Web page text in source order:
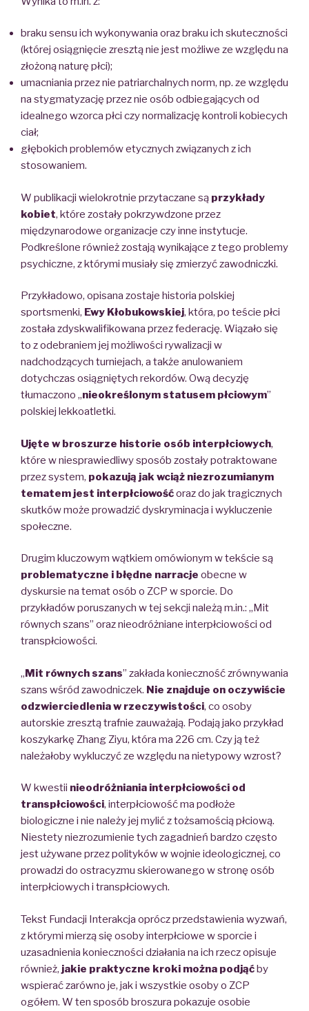
braku sensu ich wykonywania oraz braku ich skuteczności
(której osiągnięcie zresztą nie jest możliwe ze względu na
złożoną naturę płci);
umacniania przez nie patriarchalnych norm, np. ze względu
na stygmatyzację przez nie osób odbiegających od
idealnego wzorca płci czy normalizację kontroli kobiecych
ciał;
głębokich problemów etycznych związanych z ich
stosowaniem.
W publikacji wielokrotnie przytaczane są przykłady
kobiet, które zostały pokrzywdzone przez
międzynarodowe organizacje czy inne instytucje.
Podkreślone również zostają wynikające z tego problemy
psychiczne, z którymi musiały się zmierzyć zawodniczki.
Przykładowo, opisana zostaje historia polskiej
sportsmenki, Ewy Kłobukowskiej, która, po teście płci
została zdyskwalifikowana przez federację. Wiązało się
to z odebraniem jej możliwości rywalizacji w
nadchodzących turniejach, a także anulowaniem
dotychczas osiągniętych rekordów. Ową decyzję
tłumaczono „nieokreślonym statusem płciowym”
polskiej lekkoatletki.
Ujęte w broszurze historie osób interpłciowych,
które w niesprawiedliwy sposób zostały potraktowane
przez system, pokazują jak wciąż niezrozumianym
tematem jest interpłciowośćoraz do jak tragicznych
skutków może prowadzić dyskryminacja i wykluczenie
społeczne.
Drugim kluczowym wątkiem omówionym w tekście są
problematyczne i błędne narracje obecne w
dyskursie na temat osób o ZCP w sporcie. Do
przykładów poruszanych w tej sekcji należą m.in.: „Mit
równych szans” oraz nieodróżniane interpłciowości od
transpłciowości.
„Mit równych szans” zakłada konieczność zrównywania
szans wśród zawodniczek. Nie znajduje on oczywiście
odzwierciedlenia w rzeczywistości, co osoby
autorskie zresztą trafnie zauważają. Podają jako przykład
koszykarkę Zhang Ziyu, która ma 226 cm. Czy ją też
należałoby wykluczyć ze względu na nietypowy wzrost?
W kwestii nieodróżniania interpłciowości od
transpłciowości, interpłciowość ma podłoże
biologiczne i nie należy jej mylić z tożsamością płciową.
Niestety niezrozumienie tych zagadnień bardzo często
jest używane przez polityków w wojnie ideologicznej, co
prowadzi do ostracyzmu skierowanego w stronę osób
interpłciowych i transpłciowych.
Tekst Fundacji Interakcja oprócz przedstawienia wyzwań,
z którymi mierzą się osoby interpłciowe w sporcie i
uzasadnienia konieczności działania na ich rzecz opisuje
również, jakie praktyczne kroki można podjąćby
wspierać zarówno je, jak i wszystkie osoby o ZCP
ogółem. W ten sposób broszura pokazuje osobie